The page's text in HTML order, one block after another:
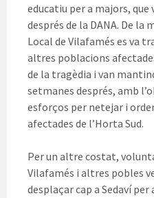
educatiu per a majors, que
després de la DANA. De
Local de Vilafamés es va
altres poblacions
de la tragèdia i van
setmanes després, amb
esforços per netejar i
afectades de l’Horta Sud.
Per un altre costat,
Vilafamés i altres pobles
desplaçar cap a Sedaví per